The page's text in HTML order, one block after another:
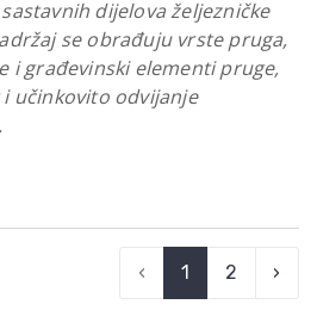
dijelova željezničke
se obrađuju vrste pruga,
i građevinski elementi pruge,
učinkovito odvijanje
‹ 1 2 ›